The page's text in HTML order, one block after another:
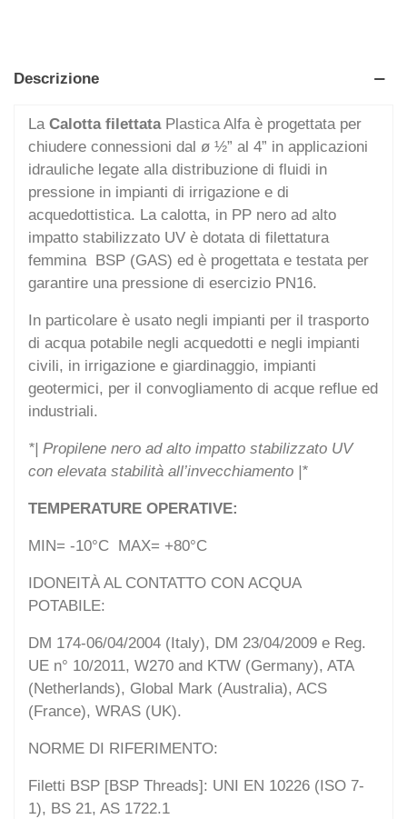
Descrizione
La Calotta filettataPlastica Alfa è progettata per
chiudere connessioni dal ø ½” al 4” in applicazioni
idrauliche legate alla distribuzione di fluidi in
pressione in impianti di irrigazione e di
acquedottistica. La calotta, in PP nero ad alto
impatto stabilizzato UV è dotata di filettatura
femmina BSP (GAS) ed è progettata e testata per
garantire una pressione di esercizio PN16.
In particolare è usato negli impianti per il trasporto
di acqua potabile negli acquedotti e negli impianti
civili, in irrigazione e giardinaggio, impianti
geotermici, per il convogliamento di acque reflue ed
industriali.
*| Propilene nero ad alto impatto stabilizzato UV
con elevata stabilità all’invecchiamento |*
TEMPERATURE OPERATIVE:
MIN= -10°C MAX= +80°C
IDONEITÀ AL CONTATTO CON ACQUA
POTABILE:
DM 174-06/04/2004 (Italy), DM 23/04/2009 e Reg.
UE n° 10/2011, W270 and KTW (Germany), ATA
(Netherlands), Global Mark (Australia), ACS
(France), WRAS (UK).
NORME DI RIFERIMENTO:
Filetti BSP [BSP Threads]: UNI EN 10226 (ISO 7-
1), BS 21, AS 1722.1